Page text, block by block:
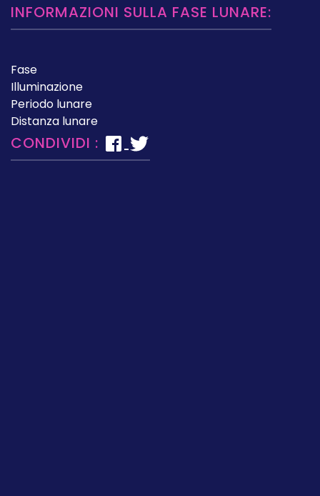
INFORMAZIONI SULLA FASE LUNARE:
Fase
Illuminazione
Periodo lunare
Distanza lunare
CONDIVIDI :